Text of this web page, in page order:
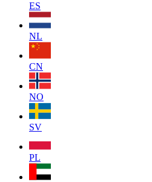
ES
NL
CN
NO
SV
PL